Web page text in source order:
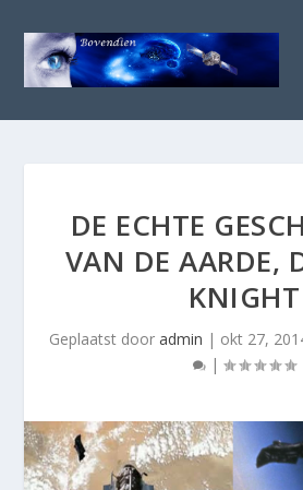
DE ECHTE
VAN DE AARDE,
KNIGHT
Geplaatst door admin | okt 27,
|